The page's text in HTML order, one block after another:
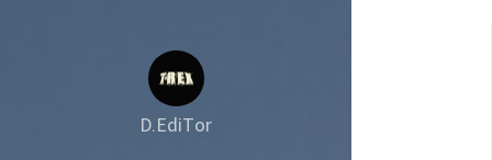
D.EdiTor